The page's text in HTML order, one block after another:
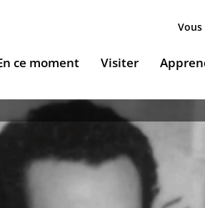
Vous
ce moment
LES RENDEZ-VOUS
Les Jeudis de l’IMA
Visiter
ACCUEILLENT
Shahid
& PÉDAGOGIE
le monde arabe
Accueillir nos expositions / Host
Ingénierie culturelle
Documents institutionnels